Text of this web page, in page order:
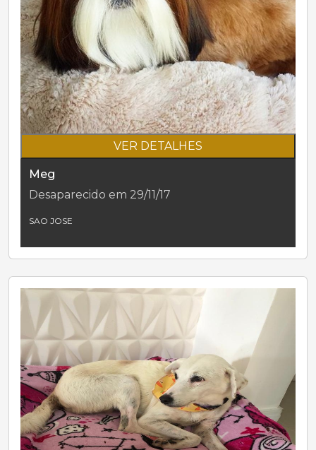
VER DETALHES
Meg
Desaparecido em 29/11/17
SAO JOSE